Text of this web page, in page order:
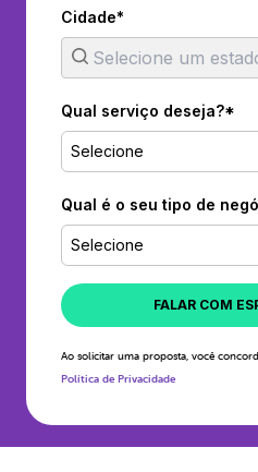
Cidade*
Qual serviço deseja?*
Selecione
Qual é o seu tipo de
Selecione
FALAR COM
Ao solicitar uma proposta, você
Política de Privacidade